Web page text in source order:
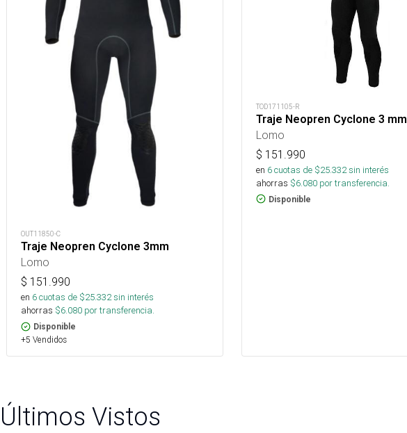
OUT11850-C
Traje Neopren Cyclone 3mm
Lomo
$ 151.990
en 6cuotas de $25.332sin interés
ahorras $6.080 por transferencia.
Disponible
+5 Vendidos
TOD171105-R
Traje Neopren Cyclone 3 mm
Lomo
$ 151.990
en 6cuotas de $25.332sin interés
ahorras $6.080 por transferencia.
Disponible
Últimos Vistos